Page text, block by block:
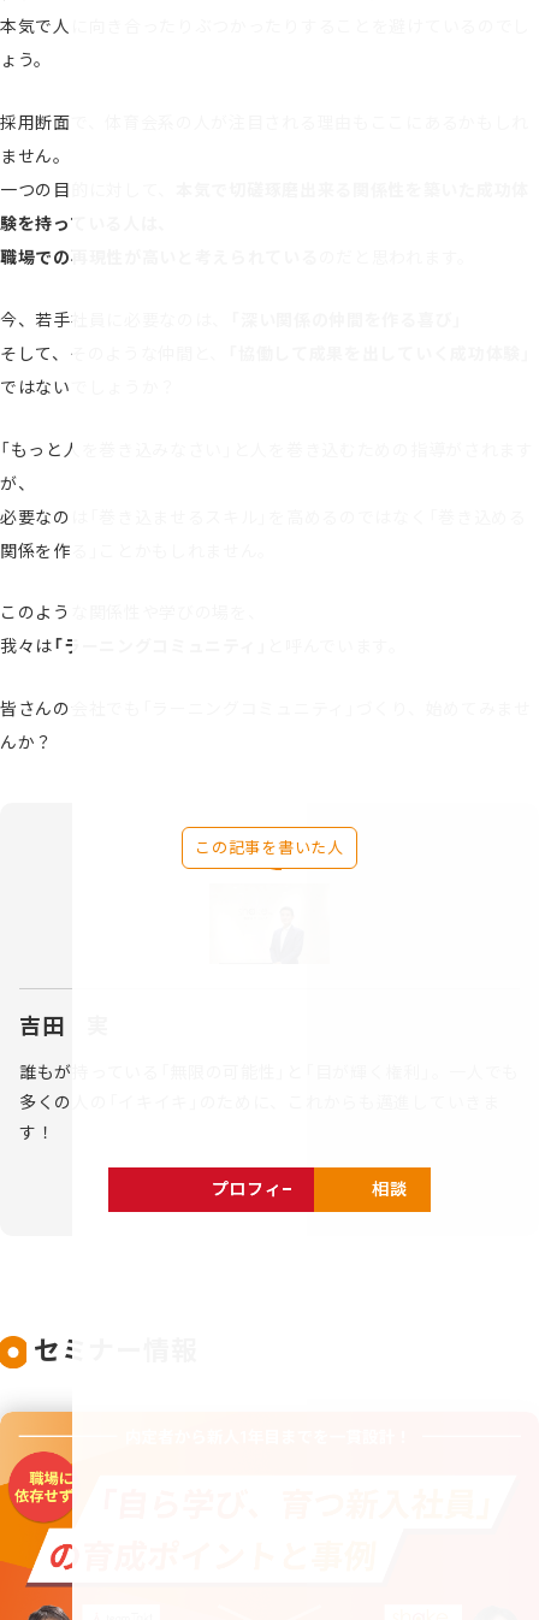
本気で人に向き合ったりぶつかったりすることを避けているのでし
ょう。
採用断面で、体育会系の人が注目される理由もここにあるかもしれ
ません。
一つの目的に対して、
験を持っている人は、
職場での再現性が高いと考えられている
今、若手社員に必要なのは、
そして、そのような仲間と、
ではないでしょうか？
「もっと人を巻き込みなさい」と人を巻き込むための指導がされます
が、
必要なのは「巻き込ませるスキル」を高めるのではなく「巻き込める
関係を作る」ことかもしれません。
このような関係性や学びの場を、
我々は「ラーニングコミュニティ」
皆さんの会社でも「ラーニングコミュニティ」づくり、始めてみませ
んか？
この記事を書いた人
吉田 実
誰もが持っている「無限の可能性」と「目が輝く権利」。一人でも
多くの人の「イキイキ」のために、これからも邁進していきま
す！
プロフィールを見る 相談する
セミナー情報